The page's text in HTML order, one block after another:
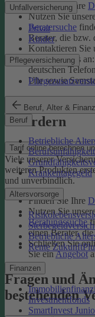
Unfallversicherung
Privat
Kinder
Pflegeversicherung
Beruf, Alter &
Beruf
Betriebliche
Krankentagegeld
Altersvorsorge
Betriebliche
Rente
Finanzen
Investmentfonds
SmartInvest
Finden Sie Ihre
Nutzen Sie
Beratersuche
Berater, die bzw.
Kontaktieren Sie
Rufen Sie uns an:
deutschen
Uhr sowie
Tarif online
anfordern
Tarif online berechnen
Viele unserer
weiteren Produkten
und unverbindlich.
Finden Sie Ihre
Nutzen Sie
Beratungssuche
einen Berater,
Schließen Sie
Sie einAngebot
Fragen und
bestehenden